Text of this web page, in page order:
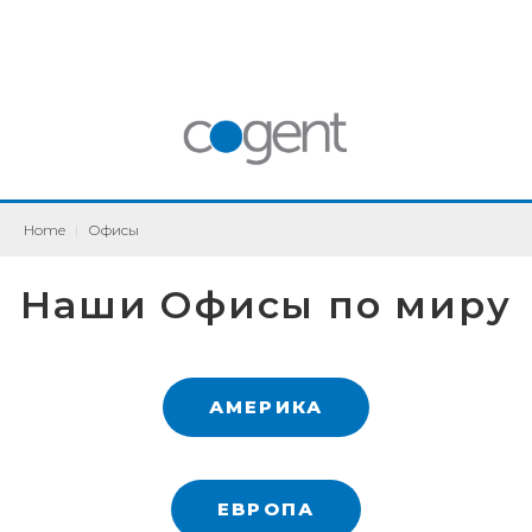
Home Офисы
Наши Офисы по миру
АМЕРИКА
ЕВРОПА